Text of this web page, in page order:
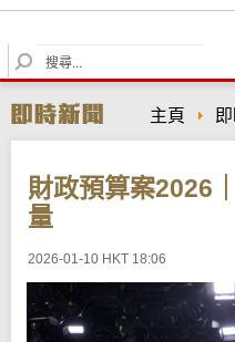
S
e
r
c
主頁
財政預算案2026
量
2026-01-10 HKT 18:06